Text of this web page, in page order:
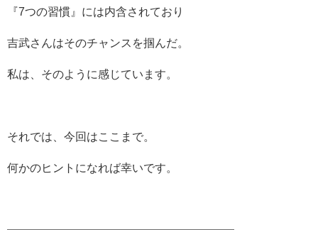
『7つの習慣』には内含されており
吉武さんはそのチャンスを掴んだ。
私は、そのように感じています。
それでは、今回はここまで。
何かのヒントになれば幸いです。